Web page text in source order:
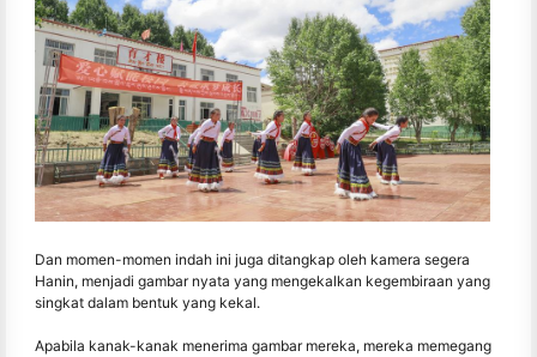
Dan momen-momen indah ini juga ditangkap oleh kamera segera
Hanin, menjadi gambar nyata yang mengekalkan kegembiraan yang
singkat dalam bentuk yang kekal.
Apabila kanak-kanak menerima gambar mereka, mereka memegang